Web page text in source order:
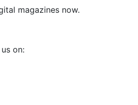
magazines now.
on: